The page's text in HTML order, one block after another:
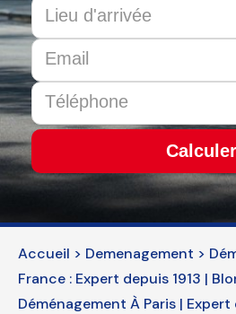
Calculer
This
should
be
left
blank
Accueil > Demenagement >
France : Expert depuis 1913 |
Déménagement À Paris | Expert